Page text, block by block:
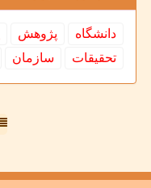
دانشگاه پژوهش
تحقیقات
سازمان